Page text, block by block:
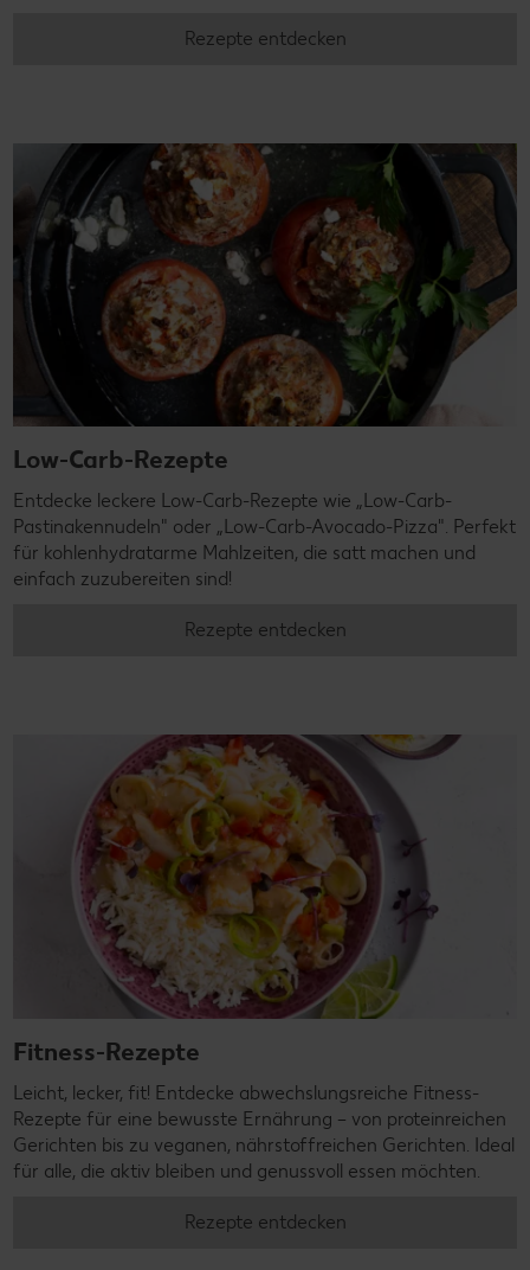
Rezepte entdecken
Low-Carb-Rezepte
Entdecke leckere Low-Carb-Rezepte wie „Low-Carb-
Pastinakennudeln" oder „Low-Carb-Avocado-Pizza". Perfekt
für kohlenhydratarme Mahlzeiten, die satt machen und
einfach zuzubereiten sind!
Rezepte entdecken
Fitness-Rezepte
Leicht, lecker, fit! Entdecke abwechslungsreiche Fitness-
Rezepte für eine bewusste Ernährung – von proteinreichen
Gerichten bis zu veganen, nährstoffreichen Gerichten. Ideal
für alle, die aktiv bleiben und genussvoll essen möchten.
Rezepte entdecken